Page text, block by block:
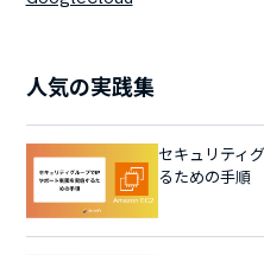
人気の実践集
セキュリティ
るための手順